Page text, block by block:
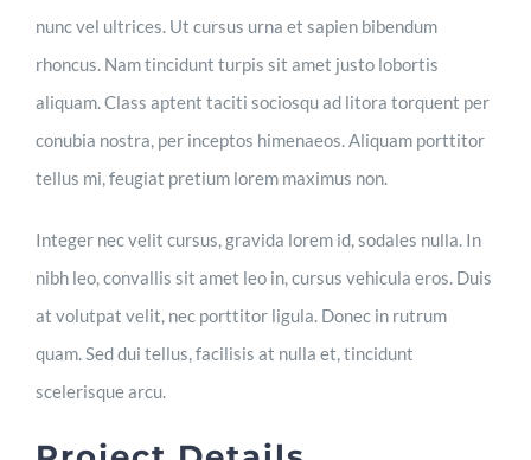
nunc vel ultrices. Ut cursus urna et sapien bibendum
rhoncus. Nam tincidunt turpis sit amet justo lobortis
aliquam. Class aptent taciti sociosqu ad litora torquent per
conubia nostra, per inceptos himenaeos. Aliquam porttitor
tellus mi, feugiat pretium lorem maximus non.
Integer nec velit cursus, gravida lorem id, sodales nulla. In
nibh leo, convallis sit amet leo in, cursus vehicula eros. Duis
at volutpat velit, nec porttitor ligula. Donec in rutrum
quam. Sed dui tellus, facilisis at nulla et, tincidunt
scelerisque arcu.